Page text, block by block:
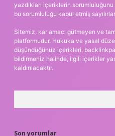
yazdıkları içeriklerin
bu sorumluluğu kabul etmiş
Sitemiz, kar amacı gütmeyen ve
platformudur. Hukuka ve yasal
düşündüğünüz içerikleri,
bildirmeniz halinde, ilgili içerikler
kaldırılacaktır.
Son yorumlar